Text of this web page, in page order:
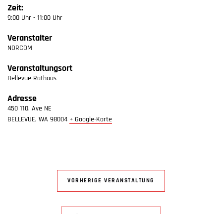
Zeit:
9:00 Uhr - 11:00 Uhr
Veranstalter
NORCOM
Veranstaltungsort
Bellevue-Rathaus
Adresse
450 110. Ave NE
BELLEVUE, WA 98004 + Google-Karte
VORHERIGE VERANSTALTUNG